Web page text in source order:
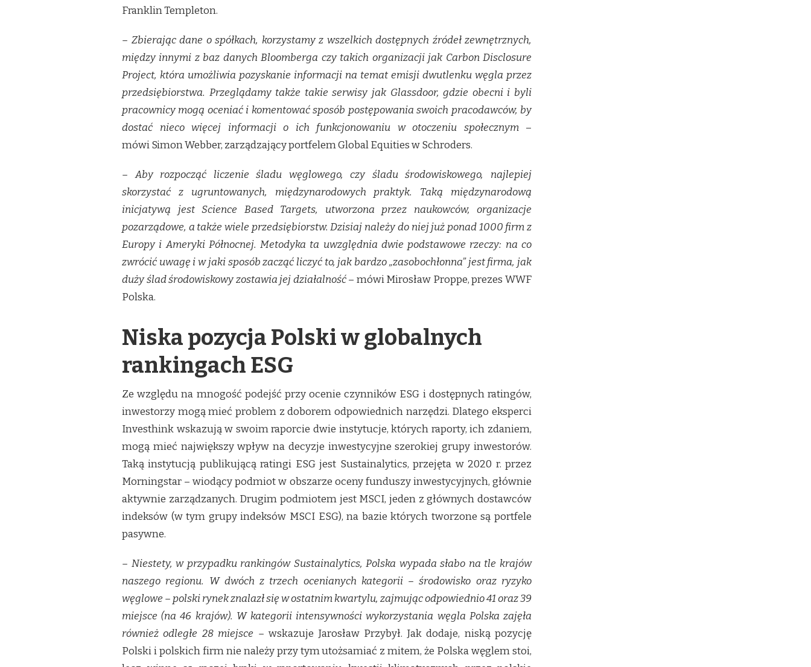
Franklin Templeton.
– Zbierając dane o spółkach, korzystamy z wszelkich dostępnych źródeł zewnętrznych,
między innymi z baz danych Bloomberga czy takich organizacji jak Carbon Disclosure
Project, która umożliwia pozyskanie informacji na temat emisji dwutlenku węgla przez
przedsiębiorstwa. Przeglądamy także takie serwisy jak Glassdoor, gdzie obecni i byli
pracownicy mogą oceniać i komentować sposób postępowania swoich pracodawców, by
dostać nieco więcej informacji o ich funkcjonowaniu w otoczeniu społecznym –
mówi Simon Webber, zarządzający portfelem Global Equities w Schroders.
– Aby rozpocząć liczenie śladu węglowego, czy śladu środowiskowego, najlepiej
skorzystać z ugruntowanych, międzynarodowych praktyk. Taką międzynarodową
inicjatywą jest Science Based Targets, utworzona przez naukowców, organizacje
pozarządowe, a także wiele przedsiębiorstw. Dzisiaj należy do niej już ponad 1000 firm z
Europy i Ameryki Północnej. Metodyka ta uwzględnia dwie podstawowe rzeczy: na co
zwrócić uwagę i w jaki sposób zacząć liczyć to, jak bardzo „zasobochłonna” jest firma, jak
duży ślad środowiskowy zostawia jej działalność– mówi Mirosław Proppe, prezes WWF
Polska.
Niska pozycja Polski w globalnych
rankingach ESG
Ze względu na mnogość podejść przy ocenie czynników ESG i dostępnych ratingów,
inwestorzy mogą mieć problem z doborem odpowiednich narzędzi. Dlatego eksperci
Investhink wskazują w swoim raporcie dwie instytucje, których raporty, ich zdaniem,
mogą mieć największy wpływ na decyzje inwestycyjne szerokiej grupy inwestorów.
Taką instytucją publikującą ratingi ESG jest Sustainalytics, przejęta w 2020 r. przez
Morningstar – wiodący podmiot w obszarze oceny funduszy inwestycyjnych, głównie
aktywnie zarządzanych. Drugim podmiotem jest MSCI, jeden z głównych dostawców
indeksów (w tym grupy indeksów MSCI ESG), na bazie których tworzone są portfele
pasywne.
– Niestety, w przypadku rankingów Sustainalytics, Polska wypada słabo na tle krajów
naszego regionu. W dwóch z trzech ocenianych kategorii – środowisko oraz ryzyko
węglowe – polski rynek znalazł się w ostatnim kwartylu, zajmując odpowiednio 41 oraz 39
miejsce (na 46 krajów). W kategorii intensywności wykorzystania węgla Polska zajęła
również odległe 28 miejsce – wskazuje Jarosław Przybył. Jak dodaje, niską pozycję
Polski i polskich firm nie należy przy tym utożsamiać z mitem, że Polska węglem stoi,